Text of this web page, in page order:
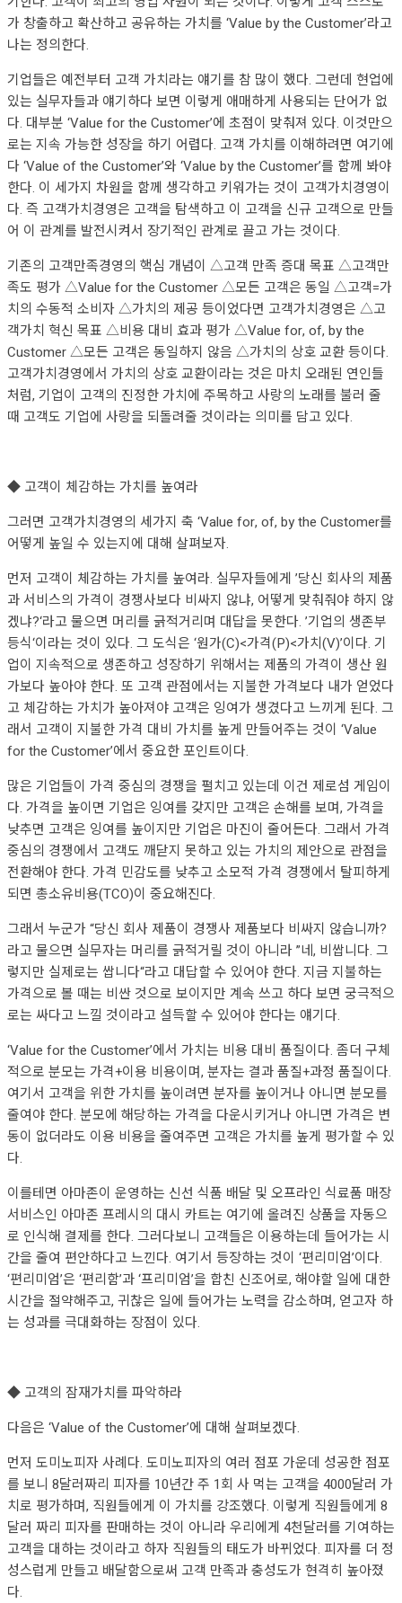
가 창출하고 확산하고 공유하는 가치를 ‘Value by the Customer’라고
나는 정의한다.
기업들은 예전부터 고객 가치라는 얘기를 참 많이 했다. 그런데 현업에
있는 실무자들과 얘기하다 보면 이렇게 애매하게 사용되는 단어가 없
다. 대부분 ‘Value for the Customer’에 초점이 맞춰져 있다. 이것만으
로는 지속 가능한 성장을 하기 어렵다. 고객 가치를 이해하려면 여기에
다 ‘Value of the Customer’와 ‘Value by the Customer’를 함께 봐야
한다. 이 세가지 차원을 함께 생각하고 키워가는 것이 고객가치경영이
다. 즉 고객가치경영은 고객을 탐색하고 이 고객을 신규 고객으로 만들
어 이 관계를 발전시켜서 장기적인 관계로 끌고 가는 것이다.
기존의 고객만족경영의 핵심 개념이 △고객 만족 증대 목표 △고객만
족도 평가 △Value for the Customer △모든 고객은 동일 △고객=가
치의 수동적 소비자 △가치의 제공 등이었다면 고객가치경영은 △고
객가치 혁신 목표 △비용 대비 효과 평가 △Value for, of, by the
Customer △모든 고객은 동일하지 않음 △가치의 상호 교환 등이다.
고객가치경영에서 가치의 상호 교환이라는 것은 마치 오래된 연인들
처럼, 기업이 고객의 진정한 가치에 주목하고 사랑의 노래를 불러 줄
때 고객도 기업에 사랑을 되돌려줄 것이라는 의미를 담고 있다.
◆ 고객이 체감하는 가치를 높여라
그러면 고객가치경영의 세가지 축 ‘Value for, of, by the Customer를
어떻게 높일 수 있는지에 대해 살펴보자.
먼저 고객이 체감하는 가치를 높여라. 실무자들에게 ’당신 회사의 제품
과 서비스의 가격이 경쟁사보다 비싸지 않냐, 어떻게 맞춰줘야 하지 않
겠냐?‘라고 물으면 머리를 긁적거리며 대답을 못한다. ’기업의 생존부
등식‘이라는 것이 있다. 그 도식은 ‘원가(C)<가격(P)<가치(V)’이다. 기
업이 지속적으로 생존하고 성장하기 위해서는 제품의 가격이 생산 원
가보다 높아야 한다. 또 고객 관점에서는 지불한 가격보다 내가 얻었다
고 체감하는 가치가 높아져야 고객은 잉여가 생겼다고 느끼게 된다. 그
래서 고객이 지불한 가격 대비 가치를 높게 만들어주는 것이 ‘Value
for the Customer’에서 중요한 포인트이다.
많은 기업들이 가격 중심의 경쟁을 펼치고 있는데 이건 제로섬 게임이
다. 가격을 높이면 기업은 잉여를 갖지만 고객은 손해를 보며, 가격을
낮추면 고객은 잉여를 높이지만 기업은 마진이 줄어든다. 그래서 가격
중심의 경쟁에서 고객도 깨닫지 못하고 있는 가치의 제안으로 관점을
전환해야 한다. 가격 민감도를 낮추고 소모적 가격 경쟁에서 탈피하게
되면 총소유비용(TCO)이 중요해진다.
그래서 누군가 “당신 회사 제품이 경쟁사 제품보다 비싸지 않습니까?
라고 물으면 실무자는 머리를 긁적거릴 것이 아니라 ”네, 비쌉니다. 그
렇지만 실제로는 쌉니다“라고 대답할 수 있어야 한다. 지금 지불하는
가격으로 볼 때는 비싼 것으로 보이지만 계속 쓰고 하다 보면 궁극적으
로는 싸다고 느낄 것이라고 설득할 수 있어야 한다는 얘기다.
‘Value for the Customer’에서 가치는 비용 대비 품질이다. 좀더 구체
적으로 분모는 가격+이용 비용이며, 분자는 결과 품질+과정 품질이다.
여기서 고객을 위한 가치를 높이려면 분자를 높이거나 아니면 분모를
줄여야 한다. 분모에 해당하는 가격을 다운시키거나 아니면 가격은 변
동이 없더라도 이용 비용을 줄여주면 고객은 가치를 높게 평가할 수 있
다.
이를테면 아마존이 운영하는 신선 식품 배달 및 오프라인 식료품 매장
서비스인 아마존 프레시의 대시 카트는 여기에 올려진 상품을 자동으
로 인식해 결제를 한다. 그러다보니 고객들은 이용하는데 들어가는 시
간을 줄여 편안하다고 느낀다. 여기서 등장하는 것이 ‘편리미엄’이다.
‘편리미엄’은 ‘편리함’과 ‘프리미엄’을 합친 신조어로, 해야할 일에 대한
시간을 절약해주고, 귀찮은 일에 들어가는 노력을 감소하며, 얻고자 하
는 성과를 극대화하는 장점이 있다.
◆ 고객의 잠재가치를 파악하라
다음은 ‘Value of the Customer’에 대해 살펴보겠다.
먼저 도미노피자 사례다. 도미노피자의 여러 점포 가운데 성공한 점포
를 보니 8달러짜리 피자를 10년간 주 1회 사 먹는 고객을 4000달러 가
치로 평가하며, 직원들에게 이 가치를 강조했다. 이렇게 직원들에게 8
달러 짜리 피자를 판매하는 것이 아니라 우리에게 4천달러를 기여하는
고객을 대하는 것이라고 하자 직원들의 태도가 바뀌었다. 피자를 더 정
성스럽게 만들고 배달함으로써 고객 만족과 충성도가 현격히 높아졌
다.